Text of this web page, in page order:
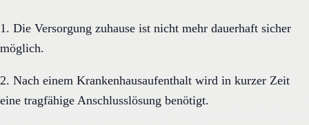
1. Die Versorgung zuhause ist nicht mehr dauerhaft sicher
möglich.
2. Nach einem Krankenhausaufenthalt wird in kurzer Zeit
eine tragfähige Anschlusslösung benötigt.